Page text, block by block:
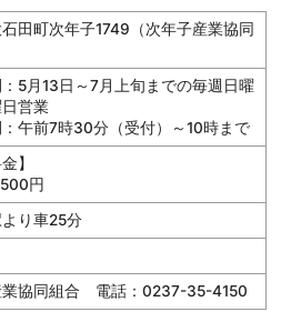
田町次年子1749（次年子産業協同
5月13日～7月上旬までの毎週日曜
営業
：午前7時30分（受付）～10時まで
】
円
り車25分
業協同組合 電話：0237-35-4150